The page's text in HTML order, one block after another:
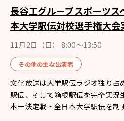
長谷工グループスポーツ
本大学駅伝対校選手権大会
11月2日（日） 8:00〜13:50
その他の主な出演者
文化放送は大学駅伝ラジオ独り
駅伝、そして箱根駅伝を完全実況
本一決定戦・全日本大学駅伝を